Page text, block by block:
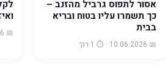
אסור לתפוס גרביל מהזנב –
כך תשמרו עליו בטוח ובריא
בבית
📅 10.06.2026 · ⏱️ 1 דק׳
📅 08.06.2026 · ⏱️ 1 דק׳